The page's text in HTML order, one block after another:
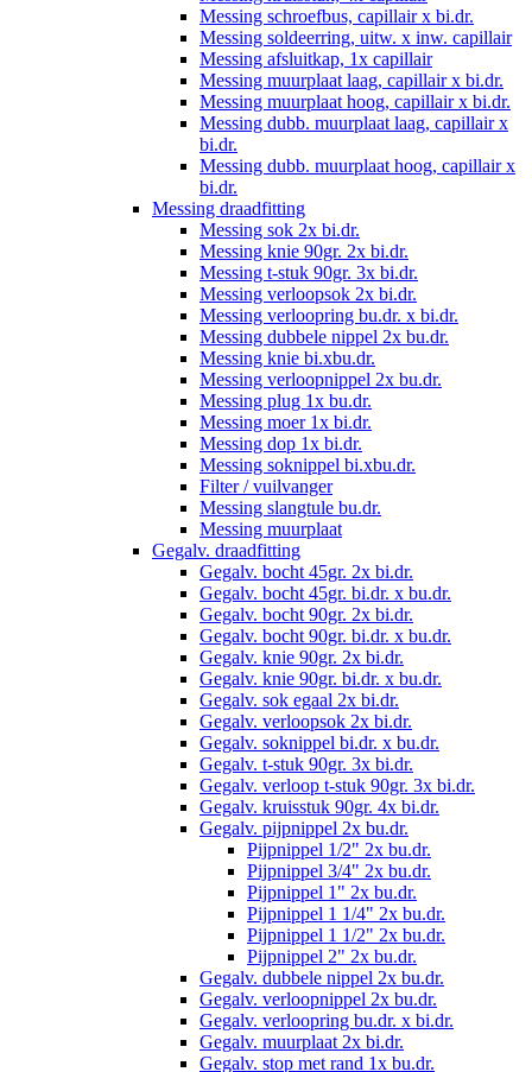
Messing schroefbus, capillair x bi.dr.
Messing soldeerring, uitw. x inw. capillair
Messing afsluitkap, 1x capillair
Messing muurplaat laag, capillair x bi.dr.
Messing muurplaat hoog, capillair x bi.dr.
Messing dubb. muurplaat laag, capillair x
bi.dr.
Messing dubb. muurplaat hoog, capillair x
bi.dr.
Messing draadfitting
Messing sok 2x bi.dr.
Messing knie 90gr. 2x bi.dr.
Messing t-stuk 90gr. 3x bi.dr.
Messing verloopsok 2x bi.dr.
Messing verloopring bu.dr. x bi.dr.
Messing dubbele nippel 2x bu.dr.
Messing knie bi.xbu.dr.
Messing verloopnippel 2x bu.dr.
Messing plug 1x bu.dr.
Messing moer 1x bi.dr.
Messing dop 1x bi.dr.
Messing soknippel bi.xbu.dr.
Filter / vuilvanger
Messing slangtule bu.dr.
Messing muurplaat
Gegalv. draadfitting
Gegalv. bocht 45gr. 2x bi.dr.
Gegalv. bocht 45gr. bi.dr. x bu.dr.
Gegalv. bocht 90gr. 2x bi.dr.
Gegalv. bocht 90gr. bi.dr. x bu.dr.
Gegalv. knie 90gr. 2x bi.dr.
Gegalv. knie 90gr. bi.dr. x bu.dr.
Gegalv. sok egaal 2x bi.dr.
Gegalv. verloopsok 2x bi.dr.
Gegalv. soknippel bi.dr. x bu.dr.
Gegalv. t-stuk 90gr. 3x bi.dr.
Gegalv. verloop t-stuk 90gr. 3x bi.dr.
Gegalv. kruisstuk 90gr. 4x bi.dr.
Gegalv. pijpnippel 2x bu.dr.
Pijpnippel 1/2" 2x bu.dr.
Pijpnippel 3/4" 2x bu.dr.
Pijpnippel 1" 2x bu.dr.
Pijpnippel 1 1/4" 2x bu.dr.
Pijpnippel 1 1/2" 2x bu.dr.
Pijpnippel 2" 2x bu.dr.
Gegalv. dubbele nippel 2x bu.dr.
Gegalv. verloopnippel 2x bu.dr.
Gegalv. verloopring bu.dr. x bi.dr.
Gegalv. muurplaat 2x bi.dr.
Gegalv. stop met rand 1x bu.dr.